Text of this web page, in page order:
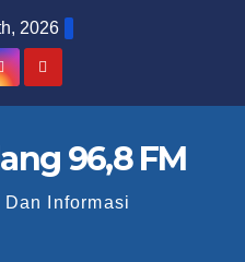
2026
96,8 FM
Informasi